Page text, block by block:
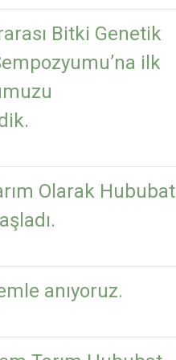
Bitki Genetik
ilk
Olarak Hububat
anıyoruz.